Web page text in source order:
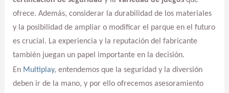
ofrece. Además, considerar la durabilidad de los materiales
y la posibilidad de ampliar o modificar el parque en el futuro
es crucial. La experiencia y la reputación del fabricante
también juegan un papel importante en la decisión.
En Multiplay, entendemos que la seguridad y la diversión
deben ir de la mano, y por ello ofrecemos asesoramiento